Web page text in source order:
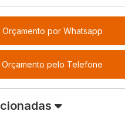
Orçamento por Whatsapp
Orçamento pelo Telefone